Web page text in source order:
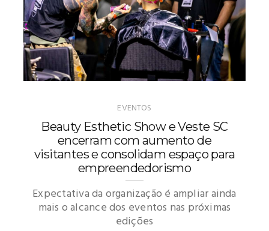
EVENTOS
Beauty Esthetic Show e Veste SC
encerram com aumento de
visitantes e consolidam espaço para
empreendedorismo
Expectativa da organização é ampliar ainda
mais o alcance dos eventos nas próximas
edições